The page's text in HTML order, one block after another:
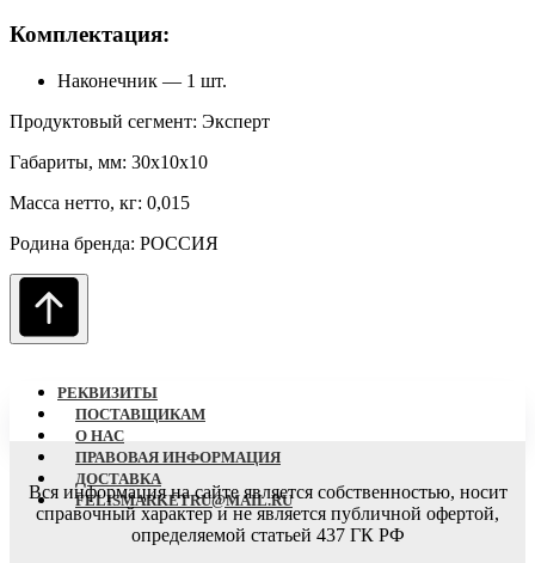
Комплектация:
Наконечник — 1 шт.
Продуктовый сегмент: Эксперт
Габариты, мм: 30x10x10
Масса нетто, кг: 0,015
Родина бренда: РОССИЯ
РЕКВИЗИТЫ
ПОСТАВЩИКАМ
О НАC
ПРАВОВАЯ ИНФОРМАЦИЯ
ДОСТАВКА
FELISMARKETRU@MAIL.RU
Вся информация на сайте является собственностью, носит
справочный характер и не является публичной офертой,
определяемой статьей 437 ГК РФ